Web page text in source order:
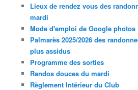
Lieux de rendez vous des
mardi
Mode d'emploi de Google photos
Palmarès 2025/2026 des
plus assidus
Programme des sorties
Randos douces du mardi
Règlement Intérieur du Club